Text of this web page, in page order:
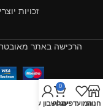
זכויות יוצרים © 2026 כל
הרכישה באתר
חנותהמועדפים
0
עגלה
החשבון שלי